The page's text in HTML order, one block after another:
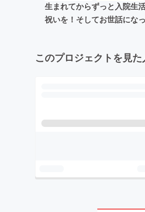
生まれてからずっと入院生
祝いを！そしてお世話にな
このプロジェクトを見